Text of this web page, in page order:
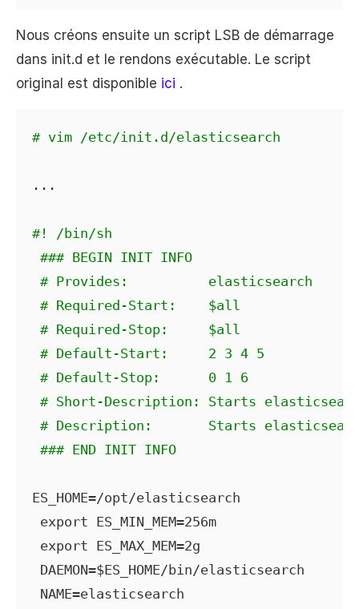
Nous créons ensuite un script LSB de démarrage
dans init.d et le rendons exécutable. Le script
original est disponible ici .
# vim /etc/init.d/elasticsearch
...
#! /bin/sh
### BEGIN INIT INFO
# Provides:          elasticsearch
# Required-Start:    $all
# Required-Stop:     $all
# Default-Start:     2 3 4 5
# Default-Stop:      0 1 6
# Short-Description: Starts
# Description:       Starts
### END INIT INFO
ES_HOME=/opt/elasticsearch
export ES_MIN_MEM=256m
export ES_MAX_MEM=2g
DAEMON=$ES_HOME/bin/elasticsearch
NAME=elasticsearch